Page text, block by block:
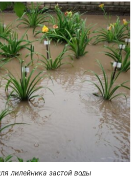
лилейника застой воды